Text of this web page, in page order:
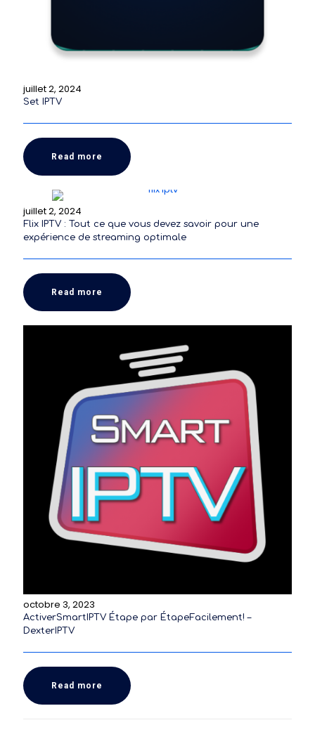
juillet 2, 2024
Set IPTV
Read more
juillet 2, 2024
Flix IPTV : Tout ce que vous devez savoir pour une
expérience de streaming optimale
Read more
octobre 3, 2023
ActiverSmartIPTV Étape par ÉtapeFacilement! –
DexterIPTV
Read more